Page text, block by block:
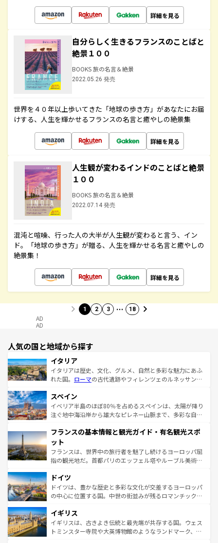
詳細を見る
自分らしく生きるフランスのことばと
絶景１００
BOOKS 旅の名言＆絶景
2022.05.26 発売
世界を４０年以上歩いてきた「地球の歩き方」があなたにお届
けする、人生を輝かせるフランスの名言と癒やしの絶景集
詳細を見る
人生観が変わるインドのことばと絶景
１００
BOOKS 旅の名言＆絶景
2022.07.14 発売
混沌と喧噪、行った人の大半が人生観が変わると言う、イン
ド。「地球の歩き方」が贈る、人生を輝かせる名言と癒やしの
絶景集！
詳細を見る
1 2 3 … 18
AD
AD
人気の国と地域から探す
イタリア
イタリアは歴史、文化、グルメ、自然と多彩な魅力にあふ
れた国。 ローマの古代遺跡やフィレンツェのルネッサンス
ろん、トスカーナの美しい田園風景やアマルフィ海岸の絶
景など、自然景観も見逃せない。観光の合間には、本場の
ピザやパスタなど、絶品のイタリア料理を堪能することも
ませてくれるイタリアで、忘れられない旅をしてみよう！
なお、新着のイタリア情報は
しい。
スペイン
イベリア半島のほぼ80％を占めるスペインは、太陽が降り
注ぐ地中海沿岸から雄大なピレネー山脈まで、多彩な自然
文化が根付くこの国では、情熱的なフラメンコ、熱気あふ
れる闘牛、そして美味しいタパスが生活の一部となってい
る。首都マドリードの洗練された雰囲気や、バルセロナの
アートに溢れた街角から、地方では古代ローマ遺跡や中世
せる。地方によって風土や気候が異なるスペインはその個
性で訪れる人を魅了する。 なお、新着のスペイン情報は コ
ンテンツ一覧を参照してほしい。
フランスの基本情報と観光ガイド・有名観光スポ
ット
フランスは、世界中の旅行者を魅了し続けるヨーロッパ屈
指の観光地だ。首都パリのエッフェル塔やルーブル美術館
で、幅広い魅力が詰まっている。華麗な宮殿、歴史的な大
聖堂、美しいビーチ、そして豊かな自然が、訪れる者を心
から魅了する。また、フランスは美食の国としても知ら
いる。シャンパンの発祥地であるランス、プロヴァンスの
香り高いラベンダー畑など、多彩な楽しみ方が可能だ。さ
らに、パリ以外の地域にも魅力が溢れており、どの街角に
ドイツ
ドイツは、豊かな歴史と多彩な文化が交差するヨーロッパ
の中心に位置する国。中世の街並みが残るロマンチック街
顔を持つこの国は、どこを歩いても飽きることがない。ベ
ルリンの文化的活気、バイエルン州のアルプスの絶景、そ
してライン川沿いのワイン畑といった風景は必見。ビール
イギリス
イギリスは、古きよき伝統と最先端が共存する国。ウェス
トミンスター寺院や大英博物館のようなランドマーク、歴